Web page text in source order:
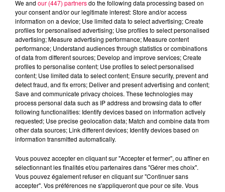
podcasts/2023/04/Pierre-CASTOR-20.04-–-
Pourquoi-le-changement-de-blouse-des-
chirurgiens-a-sauve-des-
We and our (447) partnersdo the following data processing based on
your consent and/or our legitimate interest: Store and/or access
information on a device; Use limited data to select advertising; Create
profiles for personalised advertising; Use profiles to select personalised
advertising; Measure advertising performance; Measure content
performance; Understand audiences through statistics or combinations
of data from different sources; Develop and improve services; Create
profiles to personalise content; Use profiles to select personalised
content; Use limited data to select content; Ensure security, prevent and
detect fraud, and fix errors; Deliver and present advertising and content;
Save and communicate privacy choices. These technologies may
process personal data such as IP address and browsing data to offer
following functionalities: Identify devices based on information actively
requested; Use precise geolocation data; Match and combine data from
other data sources; Link different devices; Identify devices based on
information transmitted automatically.
Vous pouvez accepter en cliquant sur "Accepter et fermer", ou affiner en
sélectionnant les finalités et/ou partenaires dans "Gérer mes choix".
Vous pouvez également refuser en cliquant sur "Continuer sans
accepter". Vos préférences ne s'appliqueront que pour ce site. Vous